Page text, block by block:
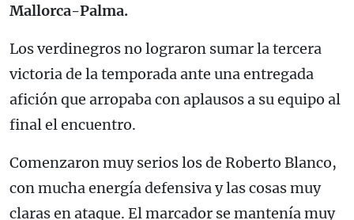
Mallorca-Palma.
Los verdinegros no lograron sumar la tercera
victoria de la temporada ante una entregada
afición que arropaba con aplausos a su equipo al
final el encuentro.
Comenzaron muy serios los de Roberto Blanco,
con mucha energía defensiva y las cosas muy
claras en ataque. El marcador se mantenía muy